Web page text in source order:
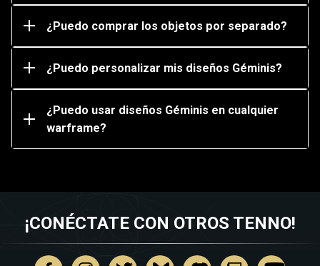
¿Puedo comprar los objetos por separado?
Puedes comprar diseños Géminis individuales en el
mercado del juego a cambio de Platinum.
¿Puedo personalizar mis diseños Géminis?
Sí, puedes personalizar tus diseños Géminis
cambiando colores o agregando accesorios como
armaduras y syandanas.
¿Puedo usar diseños Géminis en cualquier
warframe?
No, sólo puedes usar los diseños Géminis en el
warframe asociado (y su variante Prime). Por ejemplo,
sólo Mag y Mag Prime pueden usar el diseño Géminis
de Aoi.
¡CONÉCTATE CON OTROS TENNO!